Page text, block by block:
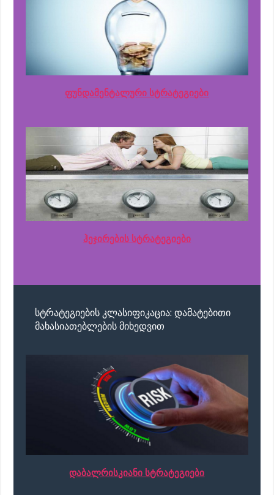
ფუნდამენტალური სტრატეგიები
ჰეჯირების სტრატეგიები
სტრატეგიების კლასიფიკაცია: დამატებითი
მახასიათებლების მიხედვით
დაბალრისკიანი სტრატეგიები